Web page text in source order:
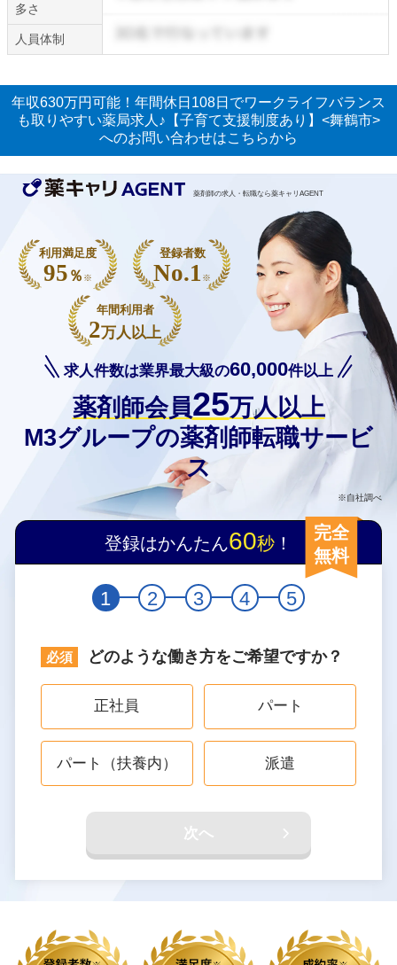
多さ
人員体制
年収630万円可能！年間休日108日でワークライフバランス
も取りやすい薬局求人♪【子育て支援制度あり】<舞鶴市>
へのお問い合わせはこちらから
薬剤師の求人・転職なら薬キャリAGENT
求人件数は業界最大級の60,000件以上
薬剤師会員25万人以上
M3グループの薬剤師転職サービ
ス
※自社調べ
利用満足度
95 ％ ※
登録者数
No.1 ※
年間利用者
2万人以上
登録はかんたん60秒 ！
完全
無料
1 2 3 4 5
どのような働き方をご希望ですか？
正社員 パート
パート（扶養内） 派遣
次へ